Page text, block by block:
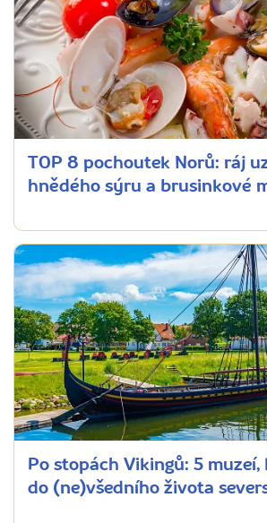
TOP 8 pochoutek Norů: ráj
hnědého sýru a brusinkové
Po stopách Vikingů: 5
do (ne)všedního života